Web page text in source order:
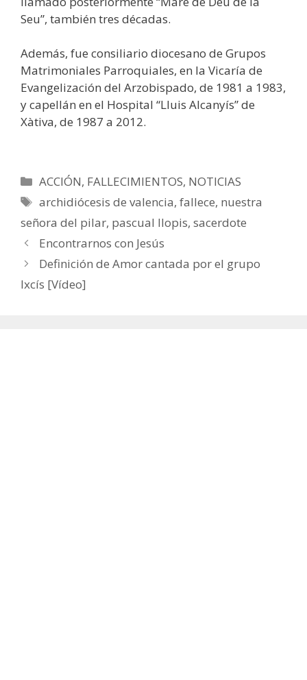
Seu”, también tres décadas.
Además, fue consiliario diocesano de Grupos
Matrimoniales Parroquiales, en la Vicaría de
Evangelización del Arzobispado, de 1981 a 1983,
y capellán en el Hospital “Lluis Alcanyís” de
Xàtiva, de 1987 a 2012.
Categorías
ACCIÓN, FALLECIMIENTOS, NOTICIAS
Etiquetas
archidiócesis de valencia,fallece, nuestra
señora del pilar, pascual llopis, sacerdote
Encontrarnos con Jesús
Definición de Amor cantada por el grupo
Ixcís [Vídeo]